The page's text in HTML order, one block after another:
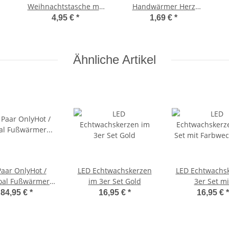
Weihnachtstasche mit
Nivea Seifen und
4,95 € *
Handwärmer Herz
wiederverwendbar
1,69 € *
Ähnliche Artikel
OnlyHot /
Fußwärmer
ab Gr.
84,95 € *
LED Echtwachskerzen
im 3er Set Gold
16,95 € *
LED
3er Set
16,95 € *